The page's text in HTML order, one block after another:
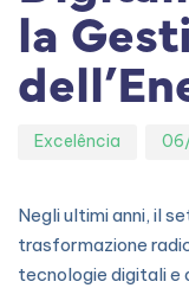
la
Excelência
Negli ultimi anni, il
trasformazione
tecnologie digitali e